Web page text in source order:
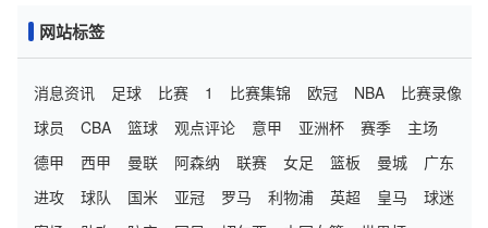
网站标签
消息资讯 足球 比赛 1 比赛集锦 欧冠 NBA
比赛录像
球员
CBA 篮球 观点评论 意甲 亚洲杯 赛季
主场
德甲
西甲 曼联 阿森纳 联赛 女足 篮板 曼城
广东
进攻
球队 国米 亚冠 罗马 利物浦 英超 皇马
球迷